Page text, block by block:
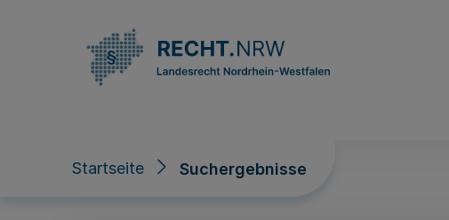
Startseite Suchergebnisse